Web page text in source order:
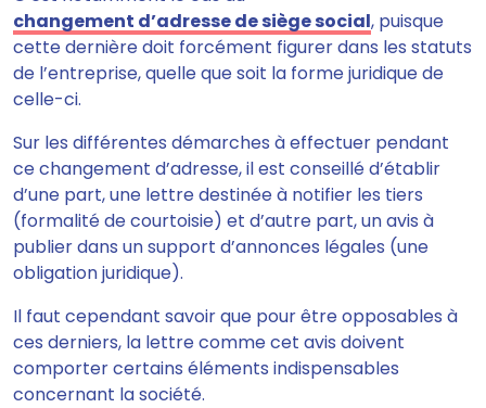
changement d’adresse de siège social, puisque
cette dernière doit forcément figurer dans les statuts
de l’entreprise, quelle que soit la forme juridique de
celle-ci.
Sur les différentes démarches à effectuer pendant
ce changement d’adresse,il est conseillé d’établir
d’une part, une lettre destinée à notifier les tiers
(formalité de courtoisie) et d’autre part, un avis à
publier dans un support d’annonces légales (une
obligation juridique).
Il faut cependant savoir que pour être opposables à
ces derniers, la lettre comme cet avis doivent
comporter certains éléments indispensables
concernant la société.